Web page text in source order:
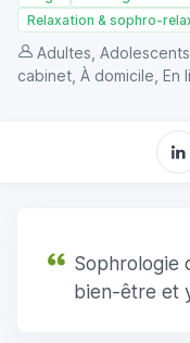
Relaxation & sophro-
Adultes,
cabinet, À domicile, En
Sophrologie
bien-être et